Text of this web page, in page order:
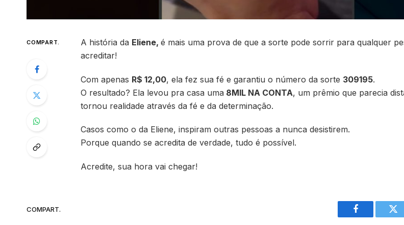
COMPART. A história da Eliene, é mais uma prova de que a sorte pode sorrir para qualquer
acreditar!
Com apenas R$ 12,00, ela fez sua fé e garantiu o número da sorte 309195.
O resultado? Ela levou pra casa uma 8MIL NA CONTA, um prêmio que parecia
tornou realidade através da fé e da determinação.
Casos como o da Eliene, inspiram outras pessoas a nunca desistirem.
Porque quando se acredita de verdade, tudo é possível.
Acredite, sua hora vai chegar!
COMPART.
Facebook